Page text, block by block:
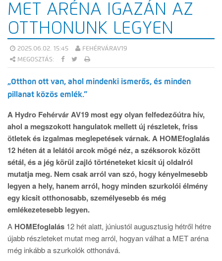
MET ARÉNA IGAZÁN AZ
OTTHONUNK LEGYEN
2025.06.02. 15:45
FEHÉRVÁRAV19
MEGOSZTÁS:
„Otthon ott van, ahol mindenki ismerős, és minden
pillanat közös emlék.”
A Hydro Fehérvár AV19 most egy olyan felfedezőútra hív,
ahol a megszokott hangulatok mellett új részletek, friss
ötletek és izgalmas meglepetések várnak. A HOMEfoglalás
12 héten át a lelátói arcok mögé néz, a széksorok között
sétál, és a jég körül zajló történeteket kicsit új oldalról
mutatja meg. Nem csak arról van szó, hogy kényelmesebb
legyen a hely, hanem arról, hogy minden szurkolói élmény
egy kicsit otthonosabb, személyesebb és még
emlékezetesebb legyen.
A HOMEfoglalás 12 hét alatt, júniustól augusztusig hétről hétre
újabb részleteket mutat meg arról, hogyan válhat a MET aréna
még inkább a szurkolók otthonává.